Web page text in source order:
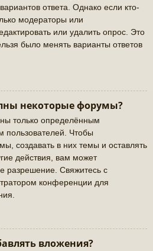
ответа. Однако если кто-
модераторы или
или удалить опрос. Это
было менять варианты ответов
некоторые форумы?
только определённым
пользователей. Чтобы
создавать в них темы и оставлять
действия, вам может
разрешение. Свяжитесь с
конференции для
вложения?